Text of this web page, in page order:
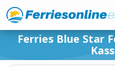
Ferries Blue Star